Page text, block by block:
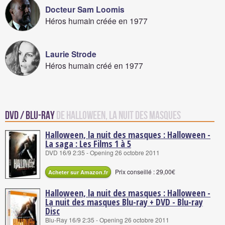
Docteur Sam Loomis
Héros humain créée en 1977
Laurie Strode
Héros humain créé en 1977
DVD / Blu-Rayde Halloween, la nuit des masques
Halloween, la nuit des masques : Halloween -
La saga : Les Films 1 à 5
DVD 16/9 2:35 - Opening 26 octobre 2011
Acheter sur Amazon.fr Prix conseillé : 29,00€
Halloween, la nuit des masques : Halloween -
La nuit des masques Blu-ray + DVD - Blu-ray
Disc
Blu-Ray 16/9 2:35 - Opening 26 octobre 2011